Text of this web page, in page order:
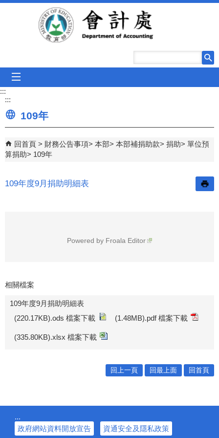
跳到主要內容區塊
:::
:::
109年
回首頁 財務公告事項 本部 本部補捐助款 捐助
單位預
算捐助
109年
109年度9月捐助明細表
Powered by Froala Editor
相關檔案
109年度9月捐助明細表
(220.17KB).ods 檔案下載
(1.48MB).pdf 檔案下載
(335.80KB).xlsx 檔案下載
回上一頁 回最上面 回首頁
:::
政府網站資料開放宣告
資通安全及隱私政策